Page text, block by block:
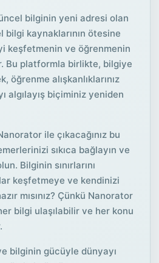
bilginin yeni adresi olan
bilgi kaynaklarının ötesine
keşfetmenin ve öğrenmenin
Bu platformla birlikte, bilgiye
öğrenme alışkanlıklarınız
algılayış biçiminiz yeniden
ile çıkacağınız bu
sıkıca bağlayın ve
Bilginin sınırlarını
keşfetmeye ve kendinizi
mısınız? Çünkü Nanorator
bilgi ulaşılabilir ve her konu
bilginin gücüyle dünyayı